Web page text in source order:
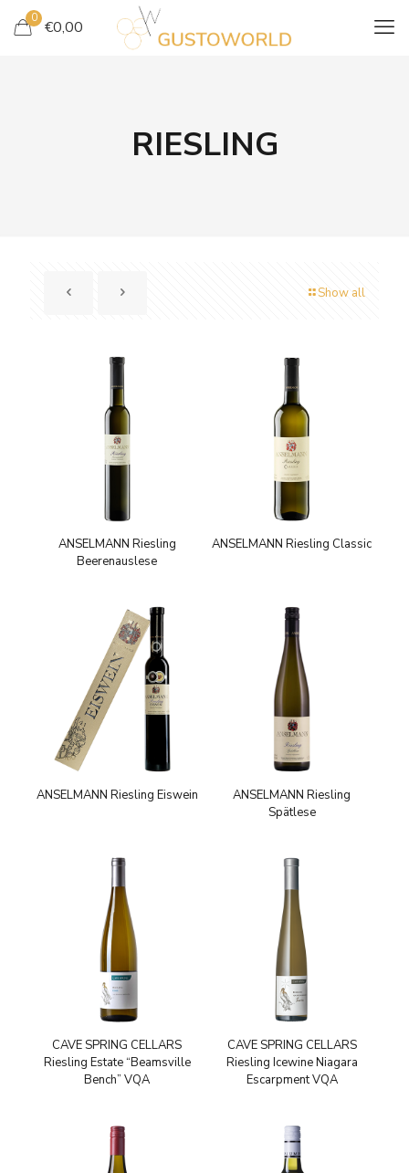
0 €0,00
RIESLING
Show all
ANSELMANN Riesling
Beerenauslese
ANSELMANN Riesling Classic
ANSELMANN Riesling Eiswein
ANSELMANN Riesling
Spätlese
CAVE SPRING CELLARS
Riesling Estate “Beamsville
Bench” VQA
CAVE SPRING CELLARS
Riesling Icewine Niagara
Escarpment VQA